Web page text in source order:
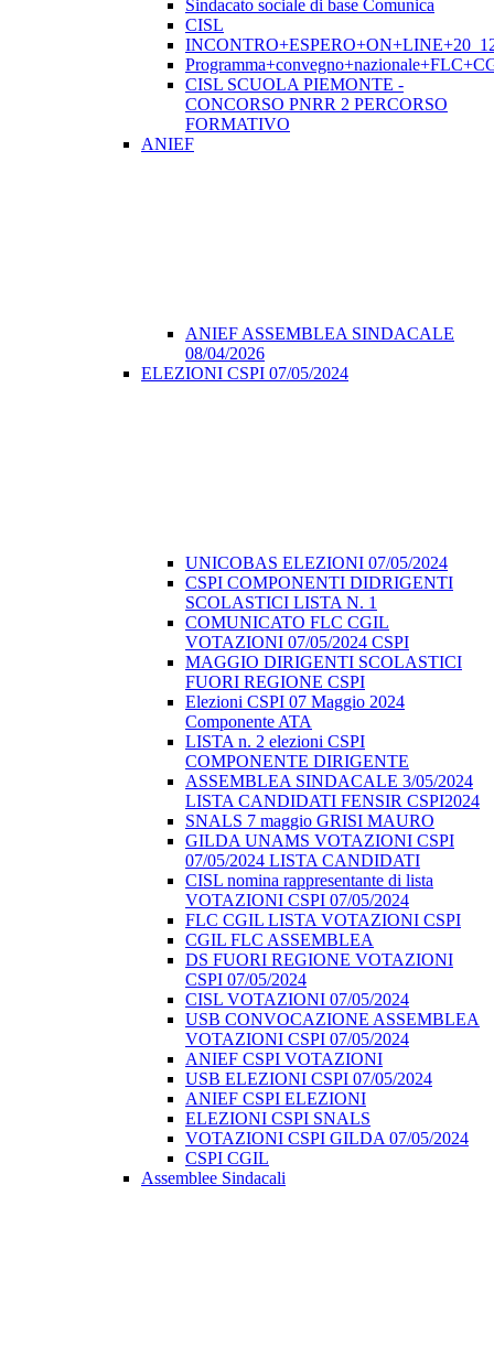
Sindacato sociale di base Comunica
CISL
CISL SCUOLA PIEMONTE -
CONCORSO PNRR 2 PERCORSO
FORMATIVO
ANIEF
ANIEF ASSEMBLEA SINDACALE
08/04/2026
ELEZIONI CSPI 07/05/2024
UNICOBAS ELEZIONI 07/05/2024
CSPI COMPONENTI DIDRIGENTI
SCOLASTICI LISTA N. 1
COMUNICATO FLC CGIL
VOTAZIONI 07/05/2024 CSPI
MAGGIO DIRIGENTI SCOLASTICI
FUORI REGIONE CSPI
Elezioni CSPI 07 Maggio 2024
Componente ATA
LISTA n. 2 elezioni CSPI
COMPONENTE DIRIGENTE
ASSEMBLEA SINDACALE 3/05/2024
LISTA CANDIDATI FENSIR CSPI2024
SNALS 7 maggio GRISI MAURO
GILDA UNAMS VOTAZIONI CSPI
07/05/2024 LISTA CANDIDATI
CISL nomina rappresentante di lista
VOTAZIONI CSPI 07/05/2024
FLC CGIL LISTA VOTAZIONI CSPI
CGIL FLC ASSEMBLEA
DS FUORI REGIONE VOTAZIONI
CSPI 07/05/2024
CISL VOTAZIONI 07/05/2024
USB CONVOCAZIONE ASSEMBLEA
VOTAZIONI CSPI 07/05/2024
ANIEF CSPI VOTAZIONI
USB ELEZIONI CSPI 07/05/2024
ANIEF CSPI ELEZIONI
ELEZIONI CSPI SNALS
VOTAZIONI CSPI GILDA 07/05/2024
CSPI CGIL
Assemblee Sindacali